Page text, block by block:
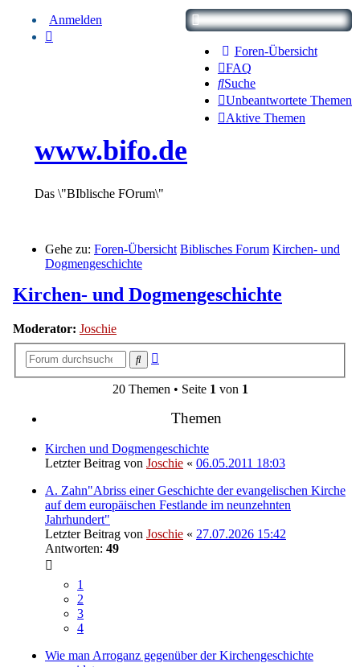
Foren-Übersicht
FAQ
Suche
Unbeantwortete Themen
Aktive Themen
Anmelden
www.bifo.de
Das \"BIblische FOrum\"
Gehe zu: Foren-Übersicht Biblisches Forum Kirchen- und
Dogmengeschichte
Kirchen- und Dogmengeschichte
Moderator: Joschie
Suche
20 Themen • Seite 1 von 1
Themen
Kirchen und Dogmengeschichte
Letzter Beitrag von Joschie « 06.05.2011 18:03
A. Zahn"Abriss einer Geschichte der evangelischen Kirche
auf dem europäischen Festlande im neunzehnten
Jahrhundert"
Letzter Beitrag von Joschie « 27.07.2026 15:42
Antworten: 49
1
2
3
4
Wie man Arroganz gegenüber der Kirchengeschichte